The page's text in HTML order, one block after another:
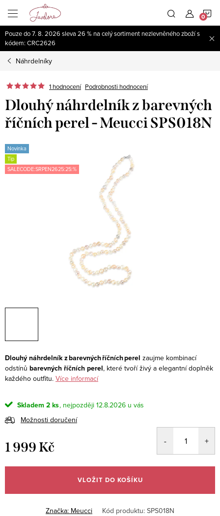
obsah
Pouze do 7. 8. 2026 sleva 26 % na celý sortiment nezlevněného zboží s
kódem: CRC2626
Náhrdelníky
1 hodnocení Podrobnosti hodnocení
Dlouhý náhrdelník z barevných
říčních perel - Meucci SPS018N
Novinka
Tip
SALECODE:SRPEN2625:25:%
Dlouhý náhrdelník z barevných říčních perel zaujme kombinací
odstínů barevných říčních perel, které tvoří živý a elegantní doplněk
každého outfitu. Více informací
Skladem 2 ks
12.8.2026
Možnosti doručení
1 999 Kč
cena:
VLOŽIT DO KOŠÍKU
Značka: Meucci Kód produktu: SPS018N